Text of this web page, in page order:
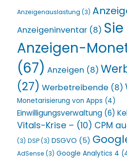
Anzeigenauslastung (3)
Anzeigeninventar (8)
Anzeigen-
(67) Anzeigen (8)
(27) Werbetreibende (8)
Monetarisierung von Apps (4)
Einwilligungsverwaltung (6)
Vitals-Krise – (10) CPM
(3) DSP(3) DSGVO (5)
AdSense (3) Google Analytics 4